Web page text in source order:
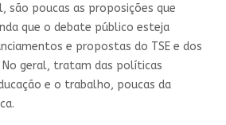
são poucas as proposições que
que o debate público esteja
e propostas do TSE e dos
geral, tratam das políticas
e o trabalho, poucas da